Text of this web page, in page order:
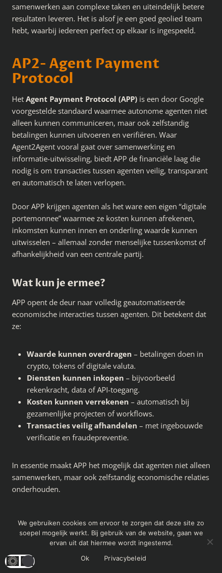
samenwerken aan complexe taken en uiteindelijk betere
resultaten leveren. Het is alsof je een goed geolied team
hebt, waarbij iedereen perfect op elkaar is ingespeeld.
AP2- Agent Payment
Protocol
Het Agent Payment Protocol (APP) is een door Google
voorgestelde standaard waarmee autonome agenten niet
alleen kunnen communiceren, maar ook zelfstandig
betalingen kunnen uitvoeren en verifiëren. Waar
Agent2Agent vooral gaat over samenwerking en
informatie-uitwisseling, biedt APP de financiële laag die
nodig is om transacties tussen agenten veilig, transparant
en automatisch te laten verlopen.
Door APP krijgen agenten als het ware een eigen “digitale
portemonnee” waarmee ze kosten kunnen afrekenen,
inkomsten kunnen innen en onderling waarde kunnen
uitwisselen – allemaal zonder menselijke tussenkomst of
afhankelijkheid van een centrale partij.
Wat kun je ermee?
APP opent de deur naar volledig geautomatiseerde
economische interacties tussen agenten. Dit betekent dat
ze:
Waarde kunnen overdragen – betalingen doen in
crypto, tokens of digitale valuta.
Diensten kunnen inkopen – bijvoorbeeld
rekenkracht, data of API-toegang.
Kosten kunnen verrekenen – automatisch bij
gezamenlijke projecten of workflows.
Transacties veilig afhandelen – met ingebouwde
verificatie en fraudepreventie.
In essentie maakt APP het mogelijk dat agenten niet alleen
samenwerken, maar ook zelfstandig economische relaties
onderhouden.
Hoe dan?
Zie het zo: je hebt software-agenten die zelfstandig taken
uitvoeren. Zonder APP zouden ze alleen informatie delen.
Met APP kunnen ze ook écht betalen voor wat ze nodig
We gebruiken cookies om ervoor te zorgen dat deze site zo
soepel mogelijk werkt. Bij gebruik van de website, gaan we
ervan uit dat hiermee wordt ingestemd.
Ok
Privacybeleid